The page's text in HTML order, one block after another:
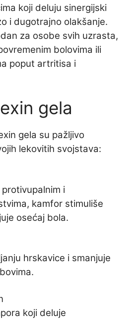
koji deluju sinergijski
i dugotrajno olakšanje.
za osobe svih uzrasta,
bolovima ili
poput artritisa i
gela
gela su pažljivo
lekovitih svojstava:
i
kamfor stimuliše
osećaj bola.
hrskavice i smanjuje
koji deluje